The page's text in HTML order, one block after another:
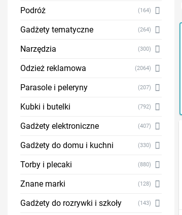
Podróż (164)
Gadżety tematyczne (264)
Narzędzia (300)
Odzież reklamowa (2064)
Parasole i peleryny (207)
Kubki i butelki (792)
Gadżety elektroniczne (407)
Gadżety do domu i kuchni (330)
Torby i plecaki (880)
Znane marki (128)
Gadżety do rozrywki i szkoły (143)